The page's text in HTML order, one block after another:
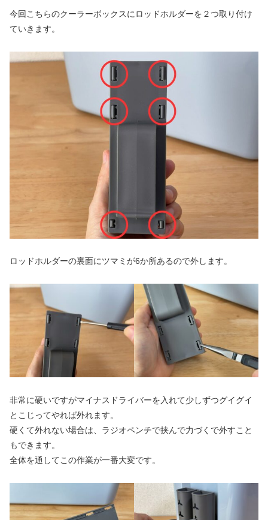
今回こちらのクーラーボックスにロッドホルダーを２つ取り付け
ていきます。
ロッドホルダーの裏面にツマミが6か所あるので外します。
非常に硬いですがマイナスドライバーを入れて少しずつグイグイ
とこじってやれば外れます。
硬くて外れない場合は、ラジオペンチで挟んで力づくで外すこと
もできます。
全体を通してこの作業が一番大変です。